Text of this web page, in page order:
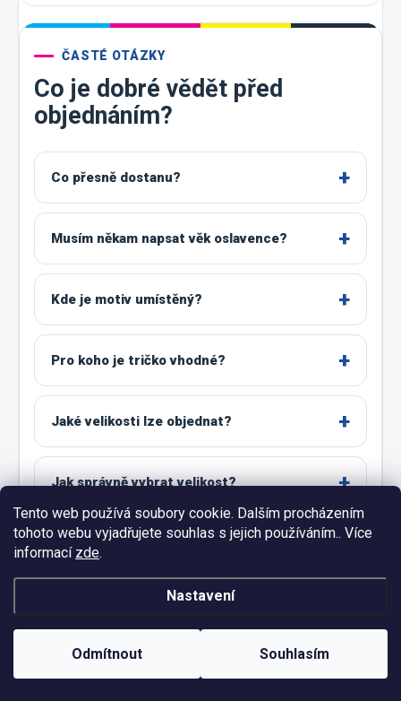
Tento web používá soubory cookie. Dalším procházením
tohoto webu vyjadřujete souhlas s jejich používáním.. Více
informací zde.
Nastavení
Odmítnout Souhlasím
ČASTÉ OTÁZKY
Co je dobré vědět před
objednáním?
Co přesně dostanu?
Musím někam napsat věk oslavence?
Kde je motiv umístěný?
Pro koho je tričko vhodné?
Jaké velikosti lze objednat?
Jak správně vybrat velikost?
Co zvolit mezi dvěma velikostmi?
Jsou všechny barvy dostupné ve všech